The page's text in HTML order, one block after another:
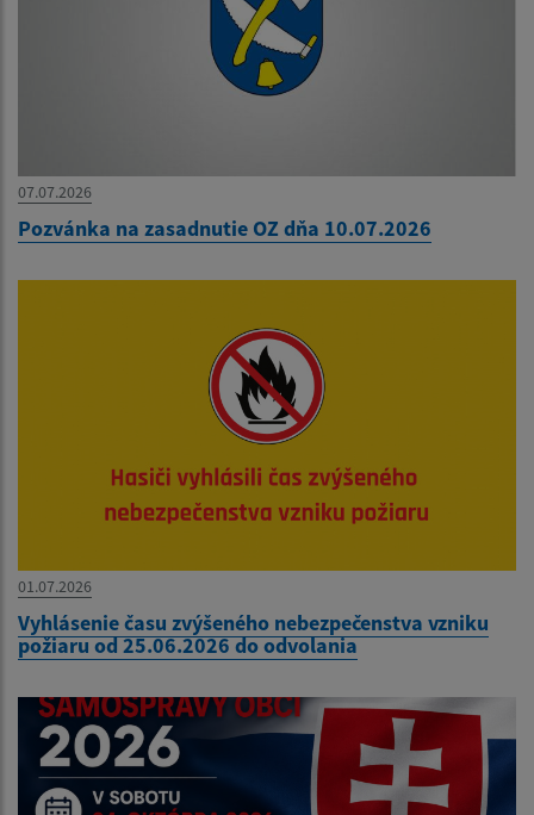
07.07.2026
Pozvánka na zasadnutie OZ dňa 10.07.2026
01.07.2026
Vyhlásenie času zvýšeného nebezpečenstva vzniku
požiaru od 25.06.2026 do odvolania